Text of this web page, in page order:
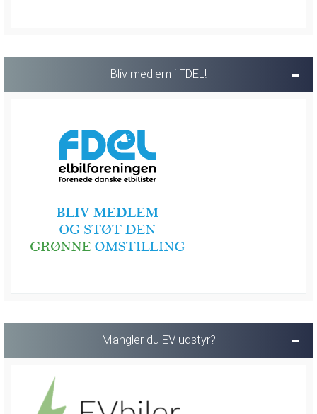
Bliv medlem i FDEL!
Mangler du EV udstyr?